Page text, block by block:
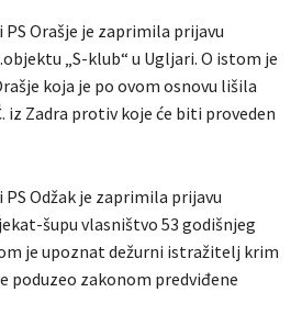
PS Orašje je zaprimila prijavu
„S-klub“ u Ugljari. O istom je
koja je po ovom osnovu lišila
iz Zadra protiv koje će biti proveden
Odžak je zaprimila prijavu
šupu vlasništvo 53 godišnjeg
je upoznat dežurni istražitelj krim
poduzeo zakonom predviđene